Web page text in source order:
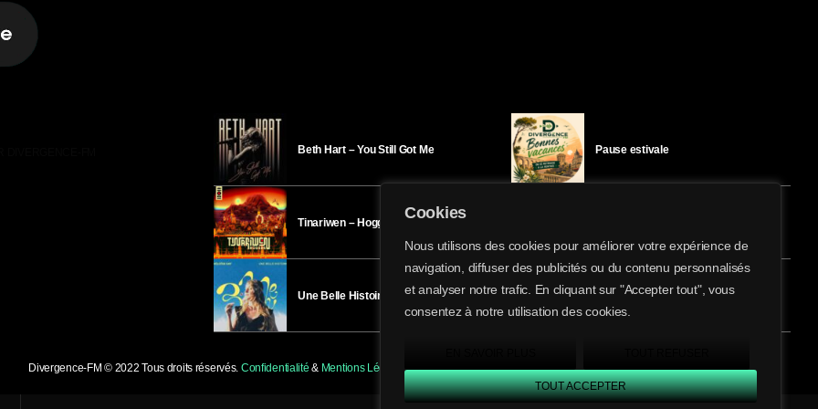
Cookies
Nous utilisons des cookies pour améliorer votre expérience de
navigation, diffuser des publicités ou du contenu personnalisés
et analyser notre trafic. En cliquant sur "Accepter tout", vous
consentez à notre utilisation des cookies.
TOUT ACCEPTER
share
email
Beth Hart – You Still Got Me
Tinariwen – Hoggar
Une Belle Histoire – Héloïse Bay
Pause estivale
Ici l’Ombre – mardi 28 juillet
Divergence-FM © 2022 Tous droits réservés. Confidentialité & Mentions Légales.